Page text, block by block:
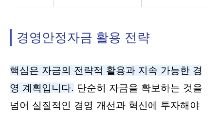
경영안정자금 활용 전략
핵심은 자금의 전략적 활용과 지속 가능한 경
영 계획입니다. 단순히 자금을 확보하는 것을
넘어 실질적인 경영 개선과 혁신에 투자해야